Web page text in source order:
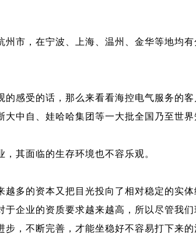
州市，在宁波、上海、温州、金华等地均
的感受的话，那么来看看海控电气服务的
中自、娃哈哈集团等一大批全国乃至世界
其面临的生存环境也不容乐观。
越多的资本又把目光投向了相对稳定的实
于企业的资质要求越来越高，所以尽管我
，不断完善，才能坐稳好不容易打下来的